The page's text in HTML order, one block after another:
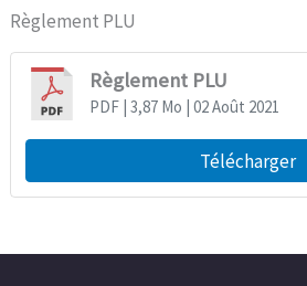
Règlement PLU
Règlement PLU
PDF| 3,87 Mo | 02 Août 2021
Télécharger